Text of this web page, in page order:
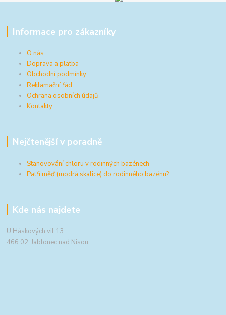
Informace pro zákazníky
O nás
Doprava a platba
Obchodní podmínky
Reklamační řád
Ochrana osobních údajů
Kontakty
Nejčtenější v poradně
Stanovování chloru v rodinných bazénech
Patří měď (modrá skalice) do rodinného bazénu?
Kde nás najdete
U Háskových vil 13
466 02 Jablonec nad Nisou